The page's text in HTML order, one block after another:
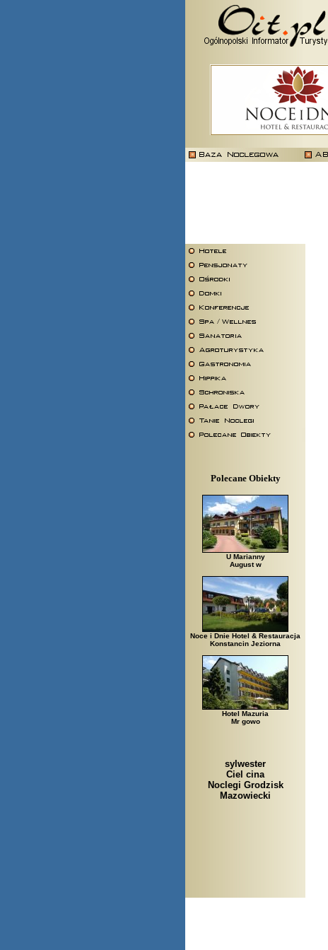
Polecane Obiekty
U Marianny
August w
Noce i Dnie Hotel & Restauracja
Konstancin Jeziorna
Hotel Mazuria
Mr gowo
sylwester
Ciel cina
Noclegi Grodzisk
Mazowiecki